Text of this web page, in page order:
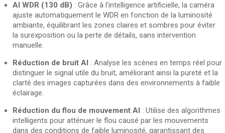
AI WDR (130 dB) : Grâce à l'intelligence artificielle, la caméra
ajuste automatiquement le WDR en fonction de la luminosité
ambiante, équilibrant les zones claires et sombres pour éviter
la surexposition ou la perte de détails, sans intervention
manuelle.
Réduction de bruit AI : Analyse les scènes en temps réel pour
distinguer le signal utile du bruit, améliorant ainsi la pureté et la
clarté des images capturées dans des environnements à faible
éclairage.
Réduction du flou de mouvement AI : Utilise des algorithmes
intelligents pour atténuer le flou causé par les mouvements
dans des conditions de faible luminosité, garantissant des